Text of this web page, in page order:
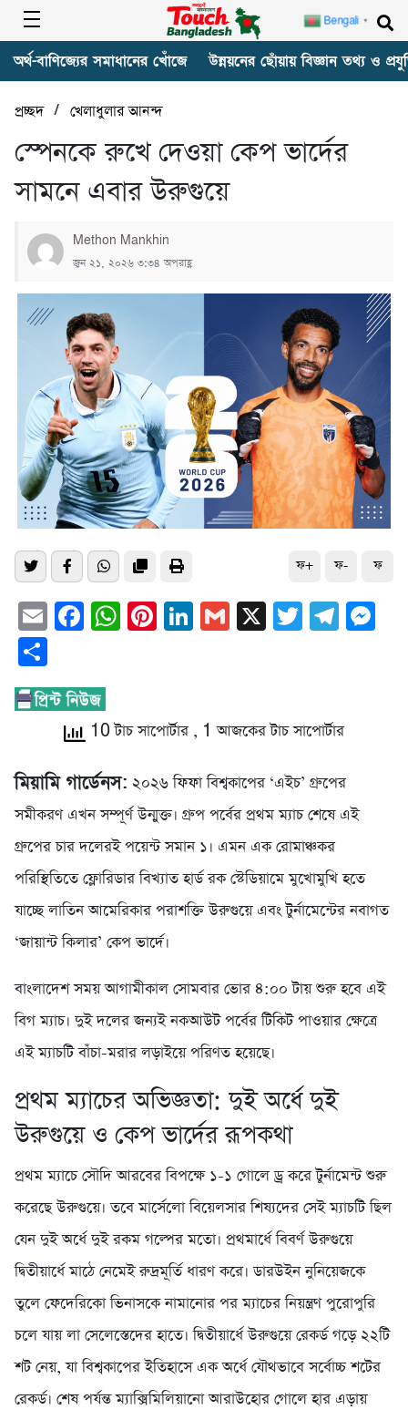
অর্থ-বাণিজ্যের সমাধানের খোঁজে উন্নয়নের ছোঁয়ায় বিজ্ঞান তথ্য ও
প্রচ্ছদ/ খেলাধুলার আনন্দ
স্পেনকে রুখে দেওয়া কেপ ভার্দের
সামনে এবার উরুগুয়ে
Methon Mankhin
জুন ২১, ২০২৬ ৩:৩৪ অপরাহ্ণ
ফ+ ফ- ফ
EmailFacebook
WhatsApp
Pinterest
LinkedIn
Gmail
X Twitter
10 টাচ সাপোর্টার , 1 আজকের টাচ সাপোর্টার
মিয়ামি গার্ডেনস: ২০২৬ ফিফা বিশ্বকাপের ‘এইচ’ গ্রুপের
সমীকরণ এখন সম্পূর্ণ উন্মুক্ত। গ্রুপ পর্বের প্রথম ম্যাচ শেষে এই
গ্রুপের চার দলেরই পয়েন্ট সমান ১। এমন এক রোমাঞ্চকর
পরিস্থিতিতে ফ্লোরিডার বিখ্যাত হার্ড রক স্টেডিয়ামে মুখোমুখি হতে
যাচ্ছে লাতিন আমেরিকার পরাশক্তি উরুগুয়ে এবং টুর্নামেন্টের নবাগত
‘জায়ান্ট কিলার’ কেপ ভার্দে।
বাংলাদেশ সময় আগামীকাল সোমবার ভোর ৪:০০ টায় শুরু হবে এই
বিগ ম্যাচ। দুই দলের জন্যই নকআউট পর্বের টিকিট পাওয়ার ক্ষেত্রে
এই ম্যাচটি বাঁচা-মরার লড়াইয়ে পরিণত হয়েছে।
প্রথম ম্যাচের অভিজ্ঞতা: দুই অর্ধে দুই
উরুগুয়ে ও কেপ ভার্দের রূপকথা
প্রথম ম্যাচে সৌদি আরবের বিপক্ষে ১-১ গোলে ড্র করে টুর্নামেন্ট শুরু
করেছে উরুগুয়ে। তবে মার্সেলো বিয়েলসার শিষ্যদের সেই ম্যাচটি ছিল
যেন দুই অর্ধে দুই রকম গল্পের মতো। প্রথমার্ধে বিবর্ণ উরুগুয়ে
দ্বিতীয়ার্ধে মাঠে নেমেই রুদ্রমূর্তি ধারণ করে। ডারউইন নুনিয়েজকে
তুলে ফেদেরিকো ভিনাসকে নামানোর পর ম্যাচের নিয়ন্ত্রণ পুরোপুরি
চলে যায় লা সেলেস্তেদের হাতে। দ্বিতীয়ার্ধে উরুগুয়ে রেকর্ড গড়ে ২২টি
শট নেয়, যা বিশ্বকাপের ইতিহাসে এক অর্ধে যৌথভাবে সর্বোচ্চ শটের
রেকর্ড। শেষ পর্যন্ত ম্যাক্সিমিলিয়ানো আরাউহোর গোলে হার এড়ায়
Bengali ▼